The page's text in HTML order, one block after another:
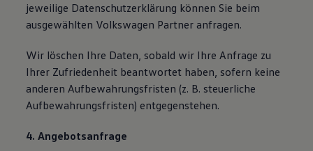
jeweilige Datenschutzerklärung können Sie beim
ausgewählten Volkswagen Partner anfragen.
Wir löschen Ihre Daten, sobald wir Ihre Anfrage zu
Ihrer Zufriedenheit beantwortet haben, sofern keine
anderen Aufbewahrungsfristen (z. B. steuerliche
Aufbewahrungsfristen) entgegenstehen.
4. Angebotsanfrage